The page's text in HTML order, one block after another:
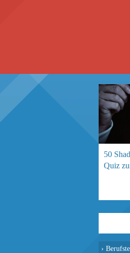
50
Quiz
›